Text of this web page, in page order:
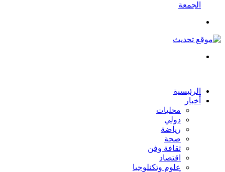
الجمعة
الرئيسية
أخبار
محليات
دولي
رياضة
صحة
ثقافة وفن
اقتصاد
علوم وتكنلوجيا